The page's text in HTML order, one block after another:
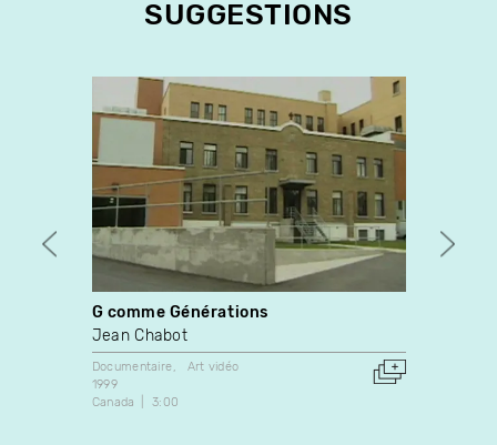
SUGGESTIONS
G comme Générations
Jean Chabot
Documentaire
Art vidéo
1999
Canada
3:00